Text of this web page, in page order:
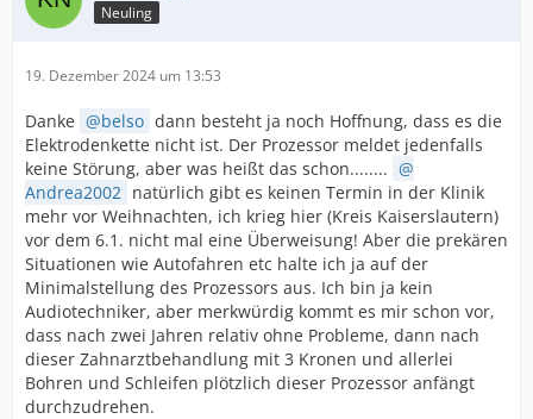
Neuling
19. Dezember 2024 um 13:53
Danke belso dann besteht ja noch Hoffnung, dass es die
Elektrodenkette nicht ist. Der Prozessor meldet jedenfalls
keine Störung, aber was heißt das schon........
Andrea2002 natürlich gibt es keinen Termin in der Klinik
mehr vor Weihnachten, ich krieg hier (Kreis Kaiserslautern)
vor dem 6.1. nicht mal eine Überweisung! Aber die prekären
Situationen wie Autofahren etc halte ich ja auf der
Minimalstellung des Prozessors aus. Ich bin ja kein
Audiotechniker, aber merkwürdig kommt es mir schon vor,
dass nach zwei Jahren relativ ohne Probleme, dann nach
dieser Zahnarztbehandlung mit 3 Kronen und allerlei
Bohren und Schleifen plötzlich dieser Prozessor anfängt
durchzudrehen.